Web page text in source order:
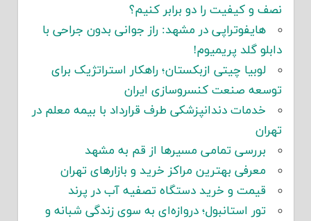
نصف و کیفیت را دو برابر کنیم؟
هایفوتراپی در مشهد: راز جوانی بدون جراحی با
دابلو گلد پریمیوم!
لوبیا چیتی ازبکستان؛ راهکار استراتژیک برای
توسعه صنعت کنسروسازی ایران
خدمات دندانپزشکی طرف قرارداد با بیمه معلم در
تهران
بررسی تمامی مسیرها از قم به مشهد
معرفی بهترین مراکز خرید و بازارهای تهران
قیمت و خرید دستگاه تصفیه آب در پرند
تور استانبول؛ دروازه‌ای به سوی زندگی شبانه و